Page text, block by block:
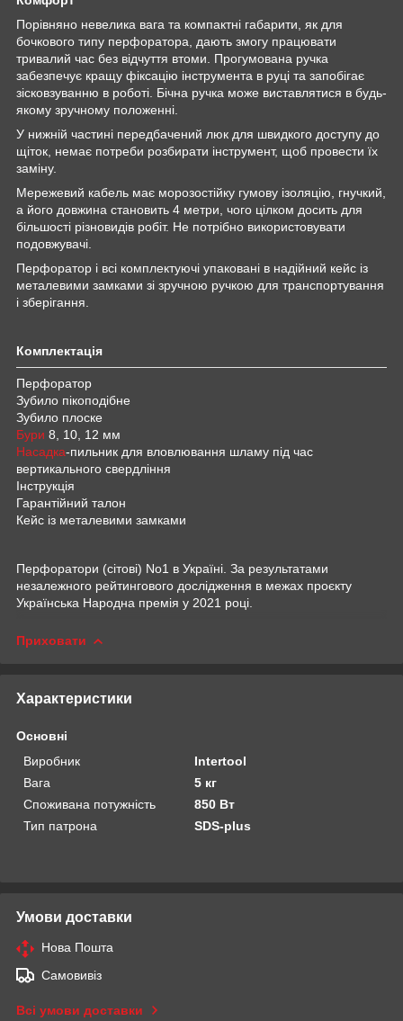
Порівняно невелика вага та компактні габарити, як для
бочкового типу перфоратора, дають змогу працювати
тривалий час без відчуття втоми. Прогумована ручка
забезпечує кращу фіксацію інструмента в руці та запобігає
зісковзуванню в роботі. Бічна ручка може виставлятися в будь-
якому зручному положенні.
У нижній частині передбачений люк для швидкого доступу до
щіток, немає потреби розбирати інструмент, щоб провести їх
заміну.
Мережевий кабель має морозостійку гумову ізоляцію, гнучкий,
а його довжина становить 4 метри, чого цілком досить для
більшості різновидів робіт. Не потрібно використовувати
подовжувачі.
Перфоратор і всі комплектуючі упаковані в надійний кейс із
металевими замками зі зручною ручкою для транспортування
і зберігання.
Комплектація
Перфоратор
Зубило пікоподібне
Зубило плоске
Бури 8, 10, 12 мм
Насадка-пильник для вловлювання шламу під час
вертикального свердління
Інструкція
Гарантійний талон
Кейс із металевими замками
Перфоратори (сітові) No1 в Україні. За результатами
незалежного рейтингового дослідження в межах проєкту
Українська Народна премія у 2021 році.
Приховати
Характеристики
Основні
Виробник
Intertool
Вага
5 кг
Споживана потужність
850 Вт
Тип патрона
SDS-plus
Умови доставки
Нова Пошта
Самовивіз
Всі умови доставки